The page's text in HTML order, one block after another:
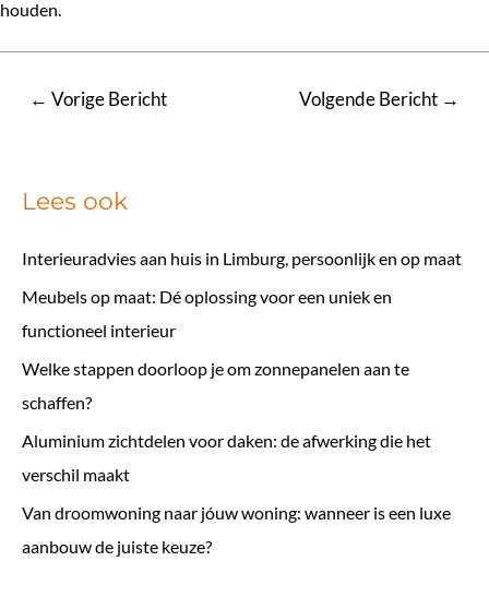
houden.
Bericht
← Vorige Bericht Volgende Bericht →
Lees ook
Interieuradvies aan huis in Limburg, persoonlijk en op maat
Meubels op maat: Dé oplossing voor een uniek en
functioneel interieur
Welke stappen doorloop je om zonnepanelen aan te
schaffen?
Aluminium zichtdelen voor daken: de afwerking die het
verschil maakt
Van droomwoning naar jóuw woning: wanneer is een luxe
aanbouw de juiste keuze?